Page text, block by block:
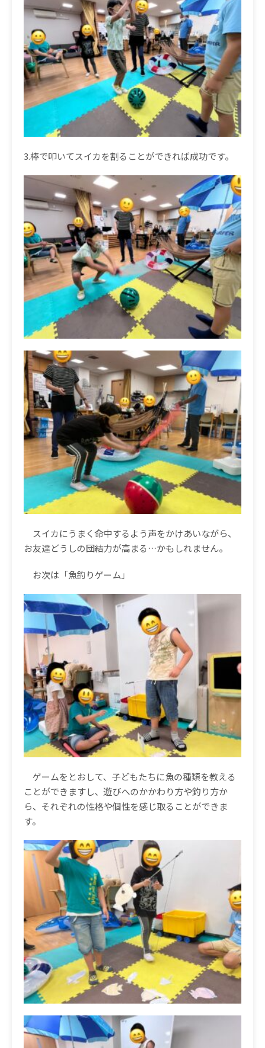
3.棒で叩いてスイカを割ることができれば成功です。
スイカにうまく命中するよう声をかけあいながら、
お友達どうしの団結力が高まる…かもしれません。
お次は「魚釣りゲーム」
ゲームをとおして、子どもたちに魚の種類を教える
ことができますし、遊びへのかかわり方や釣り方か
ら、それぞれの性格や個性を感じ取ることができま
す。